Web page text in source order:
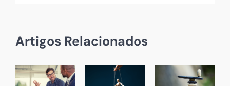
Artigos Relacionados